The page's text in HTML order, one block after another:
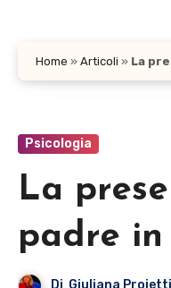
Home » Articoli » La
Psicologia
La
padre